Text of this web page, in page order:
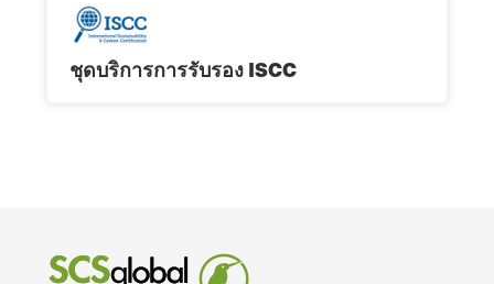
ชุดบริการการรับรอง ISCC